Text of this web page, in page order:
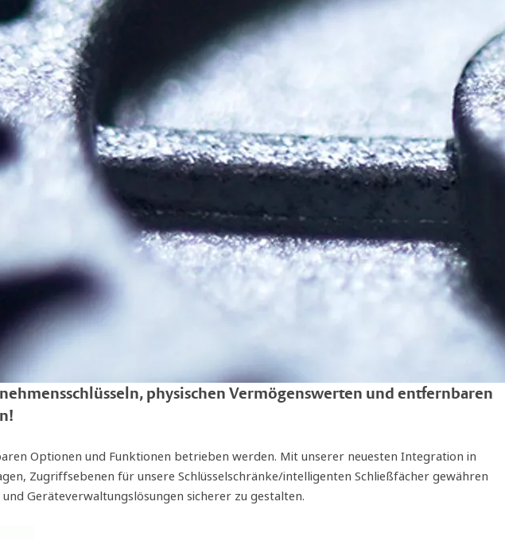
physischen Vermögenswerten und entfernbaren
Optionen und Funktionen betrieben werden. Mit unserer neuesten Integration in
Zugriffsebenen für unsere Schlüsselschränke/intelligenten Schließfächer gewähren
Geräteverwaltungslösungen sicherer zu gestalten.